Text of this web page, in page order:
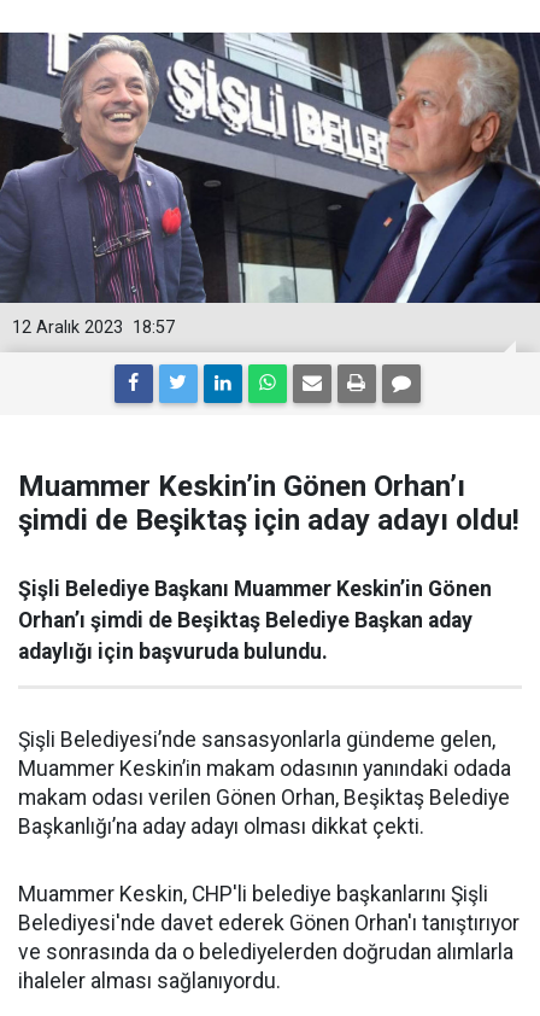
18:57
12 Aralık 2023
Muammer Keskin’in Gönen Orhan’ı
şimdi de Beşiktaş için aday adayı oldu!
Şişli Belediye Başkanı Muammer Keskin’in Gönen
Orhan’ı şimdi de Beşiktaş Belediye Başkan aday
adaylığı için başvuruda bulundu.
Şişli Belediyesi’nde sansasyonlarla gündeme gelen,
Muammer Keskin’in makam odasının yanındaki odada
makam odası verilen Gönen Orhan, Beşiktaş Belediye
Başkanlığı’na aday adayı olması dikkat çekti.
Muammer Keskin, CHP'li belediye başkanlarını Şişli
Belediyesi'nde davet ederek Gönen Orhan'ı tanıştırıyor
ve sonrasında da o belediyelerden doğrudan alımlarla
ihaleler alması sağlanıyordu.